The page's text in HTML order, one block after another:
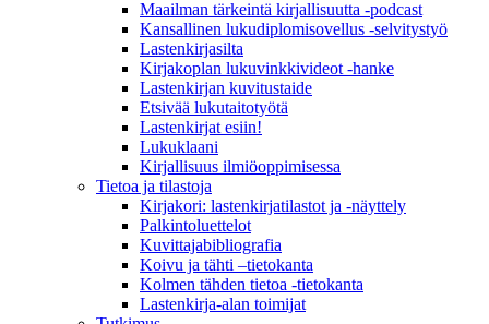
Maailman tärkeintä kirjallisuutta -podcast
Kansallinen lukudiplomisovellus -selvitystyö
Lastenkirjasilta
Kirjakoplan lukuvinkkivideot -hanke
Lastenkirjan kuvitustaide
Etsivää lukutaitotyötä
Lastenkirjat esiin!
Lukuklaani
Kirjallisuus ilmiöoppimisessa
Tietoa ja tilastoja
Kirjakori: lastenkirjatilastot ja -näyttely
Palkintoluettelot
Kuvittaja­bibliografia
Koivu ja tähti –tietokanta
Kolmen tähden tietoa -tietokanta
Lastenkirja-alan toimijat